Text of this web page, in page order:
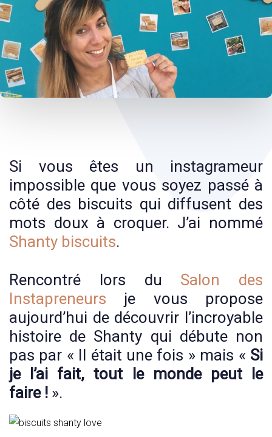
Si vous êtes un instagrameur
impossible que vous soyez passé à
côté des biscuits qui diffusent des
mots doux à croquer. J’ai nommé
Shanty biscuits.
Rencontré lors du Salon des
Instapreneurs je vous propose
aujourd’hui de découvrir l’incroyable
histoire de Shanty qui débute non
pas par « Il était une fois » mais « Si
je l’ai fait, tout le monde peut le
faire ! ».